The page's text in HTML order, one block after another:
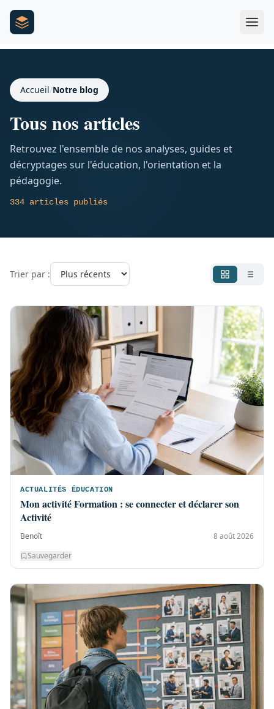
Accueil/Notre blog
Tous nos articles
Retrouvez l'ensemble de nos analyses, guides et
décryptages sur l'éducation, l'orientation et la
pédagogie.
334 articles publiés
Trier par :
ACTUALITÉS ÉDUCATION
Mon activité Formation : se connecter et déclarer son
Activité
Benoît
8 août 2026
Sauvegarder